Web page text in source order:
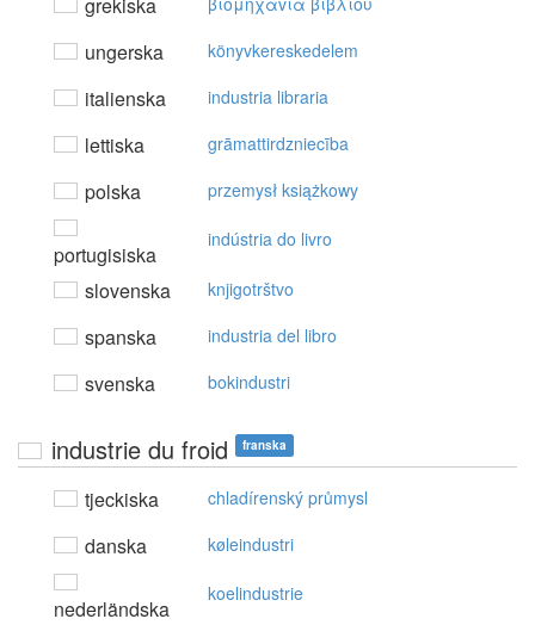
grekiska
ungerska könyvkereskedelem
italienska industria libraria
lettiska grāmattirdzniecība
polska przemysł książkowy
portugisiska
indústria do livro
slovenska knjigotrštvo
spanska industria del libro
svenska bokindustri
industrie du froid franska
tjeckiska chladírenský průmysl
danska køleindustri
nederländska
koelindustrie